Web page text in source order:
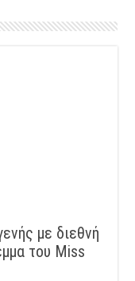
με διεθνή
του Miss